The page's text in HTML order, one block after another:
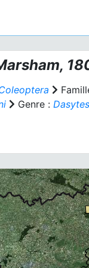
Genre : Dasytes